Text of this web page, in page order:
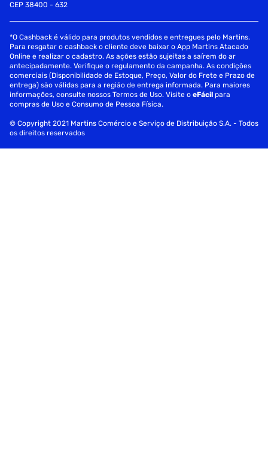
CEP 38400 - 632
*O Cashback é válido para produtos vendidos e entregues pelo Martins.
Para resgatar o cashback o cliente deve baixar o App Martins Atacado
Online e realizar o cadastro. As ações estão sujeitas a saírem do ar
antecipadamente. Verifique o regulamento da campanha. As condições
comerciais (Disponibilidade de Estoque, Preço, Valor do Frete e Prazo de
entrega) são válidas para a região de entrega informada. Para maiores
informações, consulte nossos Termos de Uso. Visite oeFácil para
compras de Uso e Consumo de Pessoa Física.
© Copyright 2021 Martins Comércio e Serviço de Distribuição S.A. - Todos
os direitos reservados